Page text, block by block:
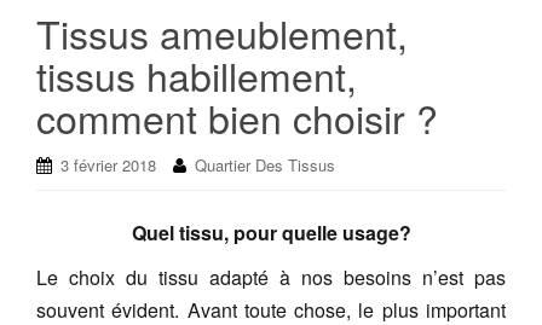
Tissus ameublement,
tissus habillement,
comment bien choisir ?
3 février 2018 Quartier Des Tissus
Quel tissu, pour quelle usage?
Le choix du tissu adapté à nos besoins n’est pas
souvent évident. Avant toute chose, le plus important